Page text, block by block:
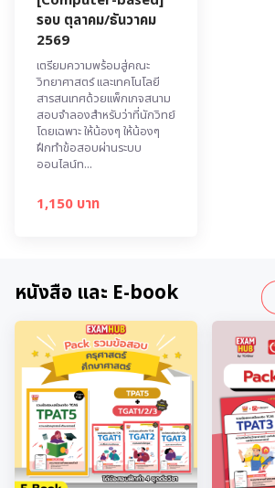
รอบ ตุลาคม/ธันวาคม
2569
เตรียมความพร้อมสู่คณะ
วิทยาศาสตร์ และเทคโนโลยี
สารสนเทศด้วยแพ็กเกจสนาม
สอบจำลองสำหรับว่าที่นักวิทย์
โดยเฉพาะ ให้น้องๆ ให้น้องๆ
ฝึกทำข้อสอบผ่านระบบ
ออนไลน์ท...
1,150 บาท
หนังสือ และ E-book